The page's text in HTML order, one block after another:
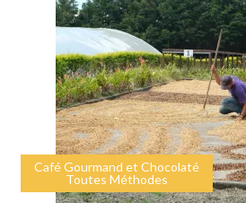
Café Gourmand et Chocolaté
Toutes Méthodes
Café Gourmand et Chocolaté
Toutes Méthodes